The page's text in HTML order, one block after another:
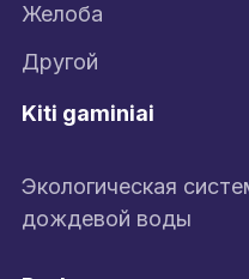
Желоба
Другой
Kiti gaminiai
Экологическая
дождевой воды